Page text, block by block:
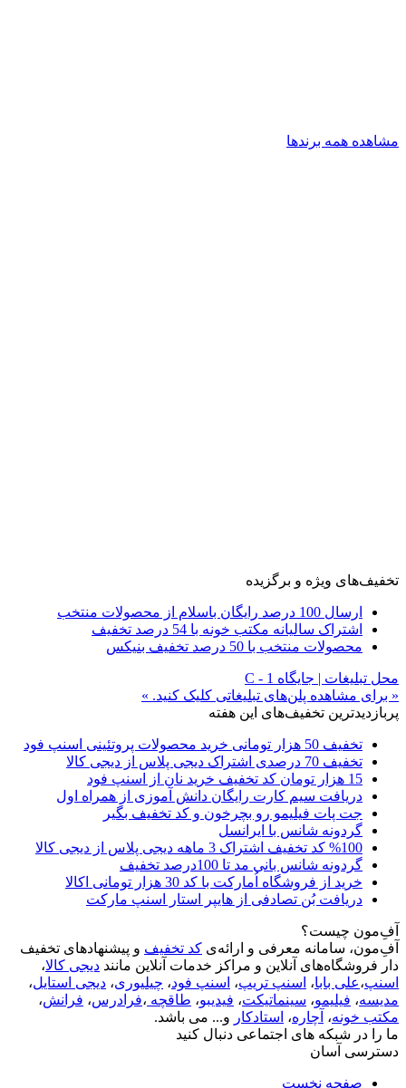
مشاهده همه برندها
تخفیف‌های ویژه و برگزیده
ارسال 100 درصد رایگان باسلام از محصولات منتخب
اشتراک سالیانه مکتب خونه با 54 درصد تخفیف
محصولات منتخب با 50 درصد تخفیف بنیکس
محل تبلیغات | جایگاه C - 1
« برای مشاهده پلن‌های تبلیغاتی کلیک کنید. »
پربازدیدترین تخفیف‌های این هفته
تخفیف 50 هزار تومانی خرید محصولات پروتئینی اسنپ فود
تخفیف 70 درصدی اشتراک دیجی پلاس از دیجی کالا
15 هزار تومان کد تخفیف خرید نان از اسنپ فود
دریافت سیم کارت رایگان دانش آموزی از همراه اول
جت پات فیلیمو رو بچرخون و کد تخفیف بگیر
گردونه شانس با ایرانسل
%100 کد تخفیف اشتراک 3 ماهه دیجی پلاس از دیجی کالا
گردونه شانس بانی مد تا 100درصد تخفیف
خرید از فروشگاه اُمارکت با کد 30 هزار تومانی اکالا
دریافت بُن تصادفی از هایپر استار اسنپ مارکت
آفِ‌مون چیست؟
آفِ‌مون، سامانه معرفی و ارائه‌ی کد تخفیف و پیشنهادهای تخفیف
دار فروشگاه‌های آنلاین و مراکز خدمات آنلاین مانند دیجی کالا،
اسنپ،علی بابا، اسنپ تریپ، اسنپ فود، چیلیوری، دیجی استایل،
مدیسه، فیلیمو، سینماتیکت، فیدیبو، طاقچه ،فرادرس، فرانش،
مکتب خونه، آچاره، استادکار و... می باشد.
ما را در شبکه های اجتماعی دنبال کنید
دسترسی آسان
صفحه نخست